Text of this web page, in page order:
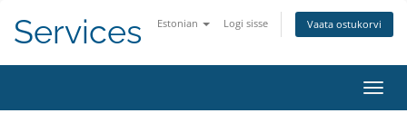
Estonian Logi sisse Vaata ostukorvi
Services